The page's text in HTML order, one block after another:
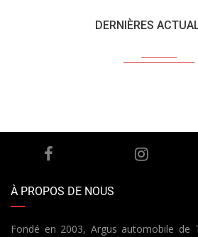
DERNIÈRES
À PROPOS DE NOUS
Fondé en 2003, Argus automobile de